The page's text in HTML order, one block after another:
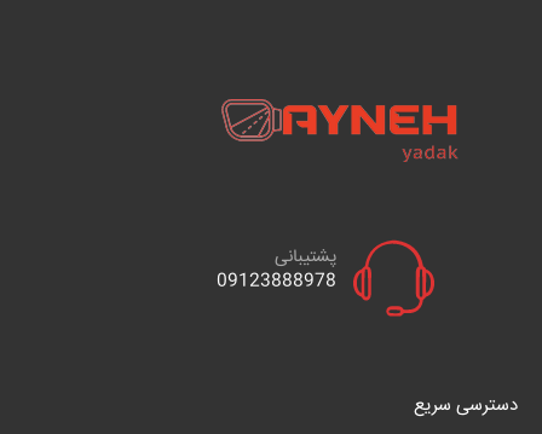
پشتیبانی
09123888978
دسترسی سریع